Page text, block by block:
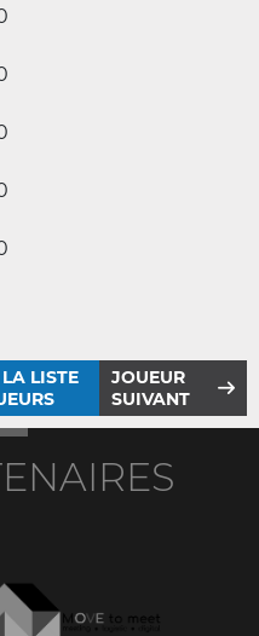
LISTE
JOUEUR
SUIVANT